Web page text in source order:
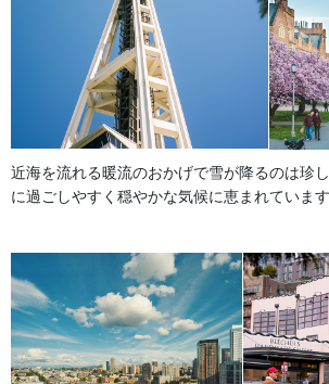
近海を流れる暖流のおかげで雪が降るのは珍
に過ごしやすく穏やかな気候に恵まれています